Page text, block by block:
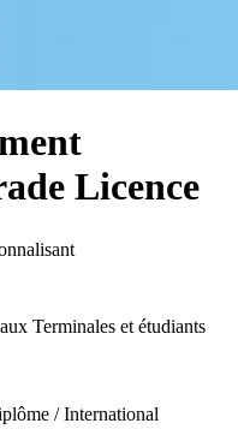
Licence
Terminales et étudiants
/ International